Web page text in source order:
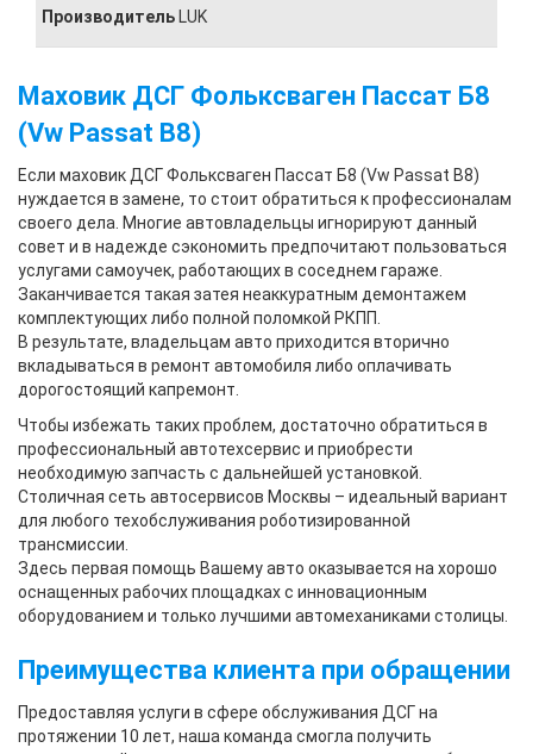
Производитель LUK
Маховик ДСГ Фольксваген Пассат Б8
(Vw Passat B8)
Если маховик ДСГ Фольксваген Пассат Б8 (Vw Passat B8)
нуждается в замене, то стоит обратиться к профессионалам
своего дела. Многие автовладельцы игнорируют данный
совет и в надежде сэкономить предпочитают пользоваться
услугами самоучек, работающих в соседнем гараже.
Заканчивается такая затея неаккуратным демонтажем
комплектующих либо полной поломкой РКПП.
В результате, владельцам авто приходится вторично
вкладываться в ремонт автомобиля либо оплачивать
дорогостоящий капремонт.
Чтобы избежать таких проблем, достаточно обратиться в
профессиональный автотехсервис и приобрести
необходимую запчасть с дальнейшей установкой.
Столичная сеть автосервисов Москвы – идеальный вариант
для любого техобслуживания роботизированной
трансмиссии.
Здесь первая помощь Вашему авто оказывается на хорошо
оснащенных рабочих площадках с инновационным
оборудованием и только лучшими автомеханиками столицы.
Преимущества клиента при обращении
Предоставляя услуги в сфере обслуживания ДСГ на
протяжении 10 лет, наша команда смогла получить